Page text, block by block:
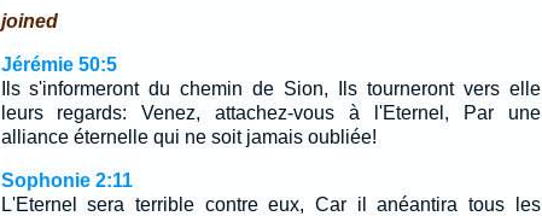
joined
Jérémie 50:5
Ils s'informeront du chemin de Sion, Ils tourneront vers elle
leurs regards: Venez, attachez-vous à l'Eternel, Par une
alliance éternelle qui ne soit jamais oubliée!
Sophonie 2:11
L'Eternel sera terrible contre eux, Car il anéantira tous les